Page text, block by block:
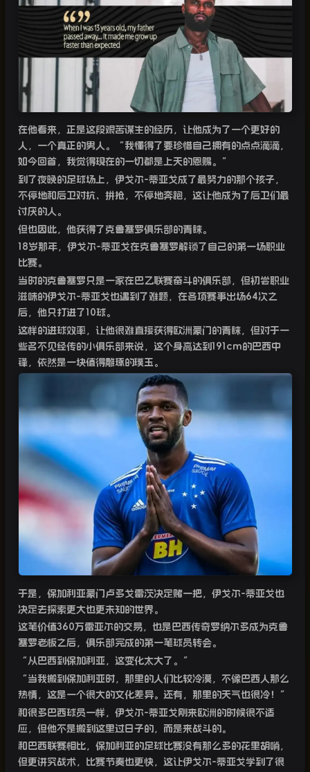
在他看来，正是这段艰苦谋生的经历，让他成为了一个更好的
人，一个真正的男人。“我懂得了要珍惜自己拥有的点点滴滴，
如今回首，我觉得现在的一切都是上天的恩赐。”
到了夜晚的足球场上，伊戈尔-蒂亚戈成了最努力的那个孩子，
不停地和后卫对抗、拼抢，不停地奔跑，这让他成为了后卫们最
讨厌的人。
但也因此，他获得了克鲁塞罗俱乐部的青睐。
18岁那年，伊戈尔-蒂亚戈在克鲁塞罗解锁了自己的第一场职业
比赛。
当时的克鲁塞罗只是一家在巴乙联赛奋斗的俱乐部，但初尝职业
滋味的伊戈尔-蒂亚戈也遇到了难题，在各项赛事出场64次之
后，他只打进了 10球。
这样的进球效率，让他很难直接获得欧洲豪门的青睐，但对于一
些名不见经传的小俱乐部来说，这个身高达到 191cm的巴西中
锋，依然是一块值得雕琢的璞玉。
于是，保加利亚豪门卢多戈雷茨决定赌一把，伊戈尔-蒂亚戈也
决定去探索更大也更未知的世界。
这笔价值360万雷亚尔的交易，也是巴西传奇罗纳尔多成为克鲁
塞罗老板之后，俱乐部完成的第一笔球员转会。
“ 从巴西到保加利亚，这变化太大了。”
“ 当我搬到保加利亚时，那里的人们比较冷漠，不像巴西人那么
热情，这是一个很大的文化差异。还有，那里的天气也很冷！”
和很多巴西球员一样，伊戈尔-蒂亚戈刚来欧洲的时候很不适
应，但他不是搬到这里过日子的，而是来战斗的。
和巴西联赛相比，保加利亚的足球比赛没有那么多的花里胡哨，
但更讲究战术，比赛节奏也更快，这让伊戈尔-蒂亚戈学到了很